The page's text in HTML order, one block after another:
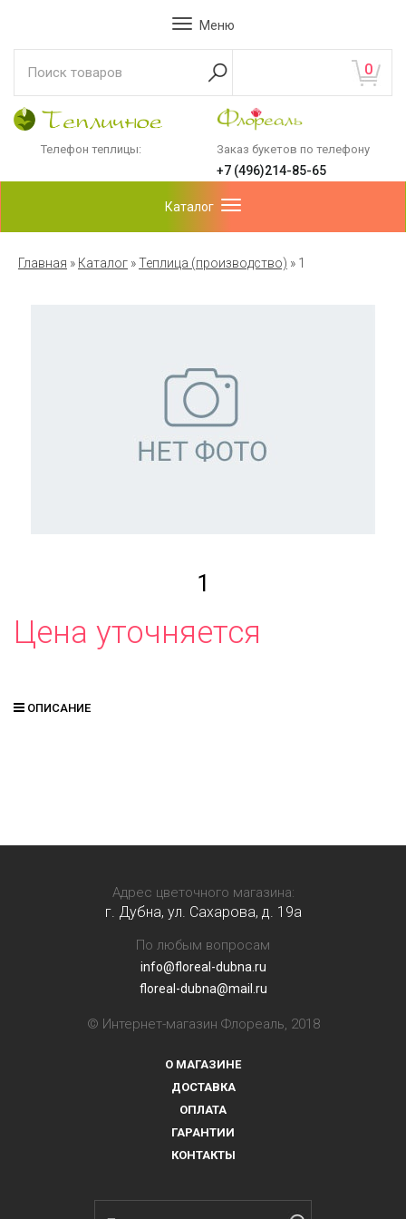
Меню
0
Телефон теплицы: Заказ букетов по телефону
+7 (496)214-85-65
Каталог
Главная » Каталог »Теплица (производство) » 1
1
Цена уточняется
ОПИСАНИЕ
Адрес цветочного магазина:
г. Дубна, ул. Сахарова, д. 19a
По любым вопросам
info@floreal-dubna.ru
floreal-dubna@mail.ru
© Интернет-магазин Флореаль, 2018
О МАГАЗИНЕ
ДОСТАВКА
ОПЛАТА
ГАРАНТИИ
КОНТАКТЫ